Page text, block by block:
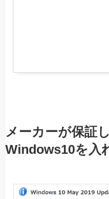
メーカーが保証
Windows10を入